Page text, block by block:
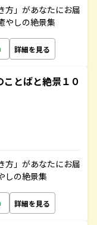
方」があなたにお届
やしの絶景集
詳細を見る
とばと絶景１０
方」があなたにお届
しの絶景集
詳細を見る